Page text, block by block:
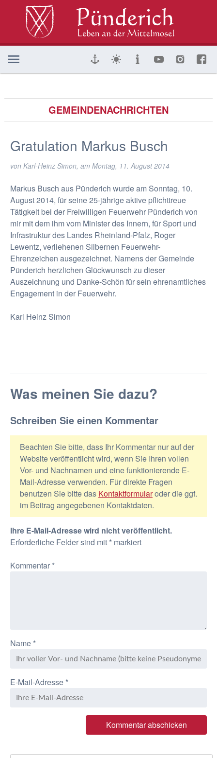
GEMEINDENACHRICHTEN
Gratulation Markus Busch
von Karl-Heinz Simon, am Montag, 11. August 2014
Markus Busch aus Pünderich wurde am Sonntag, 10.
August 2014, für seine 25-jährige aktive pflichttreue
Tätigkeit bei der Freiwilligen Feuerwehr Pünderich von
mir mit dem ihm vom Minister des Innern, für Sport und
Infrastruktur des Landes Rheinland-Pfalz, Roger
Lewentz, verliehenen Silbernen Feuerwehr-
Ehrenzeichen ausgezeichnet. Namens der Gemeinde
Pünderich herzlichen Glückwunsch zu dieser
Auszeichnung und Danke-Schön für sein ehrenamtliches
Engagement in der Feuerwehr.
Karl Heinz Simon
Was meinen Sie dazu?
Schreiben Sie einen Kommentar
Beachten Sie bitte, dass Ihr Kommentar nur auf der
Website veröffentlicht wird, wenn Sie Ihren vollen
Vor- und Nachnamen und eine funktionierende E-
Mail-Adresse verwenden. Für direkte Fragen
benutzen Sie bitte das Kontaktformularoder die ggf.
im Beitrag angegebenen Kontaktdaten.
Ihre E-Mail-Adresse wird nicht veröffentlicht.
Erforderliche Felder sind mit *markiert
Kommentar *
Name *
E-Mail-Adresse *